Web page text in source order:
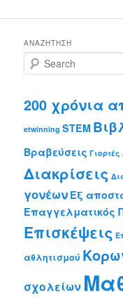
ΑΝΑΖΉΤΗΣΗ
e
r
c
h
200 χρόνια
etwinning STEM
Βραβεύσεις Γιορτές
Διακρίσεις
γονέων Εξ
Επαγγελματικός
Επισκέψεις
αθλητισμού
σχολείων